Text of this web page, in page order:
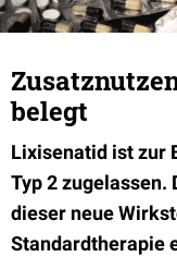
belegt
Lixisenatid ist zur
Typ 2 zugelassen.
dieser neue
Standardtherapie